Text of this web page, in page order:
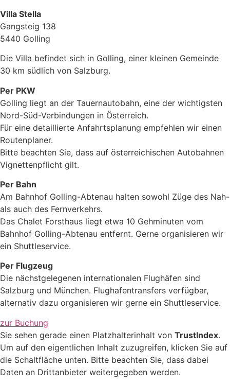
Villa Stella
Gangsteig 138
5440 Golling
Die Villa befindet sich in Golling, einer kleinen Gemeinde
30 km südlich von Salzburg.
Per PKW
Golling liegt an der Tauernautobahn, eine der wichtigsten
Nord-Süd-Verbindungen in Österreich.
Für eine detaillierte Anfahrtsplanung empfehlen wir einen
Routenplaner.
Bitte beachten Sie, dass auf österreichischen Autobahnen
Vignettenpflicht gilt.
Per Bahn
Am Bahnhof Golling-Abtenau halten sowohl Züge des Nah-
als auch des Fernverkehrs.
Das Chalet Forsthaus liegt etwa 10 Gehminuten vom
Bahnhof Golling-Abtenau entfernt. Gerne organisieren wir
ein Shuttleservice.
Per Flugzeug
Die nächstgelegenen internationalen Flughäfen sind
Salzburg und München. Flughafentransfers verfügbar,
alternativ dazu organisieren wir gerne ein Shuttleservice.
zur Buchung
Sie sehen gerade einen Platzhalterinhalt von TrustIndex.
Um auf den eigentlichen Inhalt zuzugreifen, klicken Sie auf
die Schaltfläche unten. Bitte beachten Sie, dass dabei
Daten an Drittanbieter weitergegeben werden.